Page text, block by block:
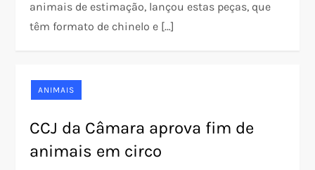
animais de estimação, lançou estas peças, que
têm formato de chinelo e […]
ANIMAIS
CCJ da Câmara aprova fim de
animais em circo